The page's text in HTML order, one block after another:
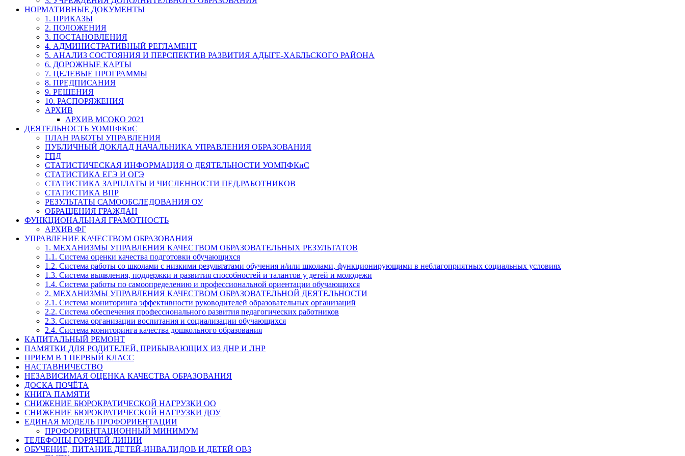
НОРМАТИВНЫЕ ДОКУМЕНТЫ
1. ПРИКАЗЫ
2. ПОЛОЖЕНИЯ
3. ПОСТАНОВЛЕНИЯ
4. АДМИНИСТРАТИВНЫЙ РЕГЛАМЕНТ
5. АНАЛИЗ СОСТОЯНИЯ И ПЕРСПЕКТИВ РАЗВИТИЯ АДЫГЕ-ХАБЛЬСКОГО РАЙОНА
6. ДОРОЖНЫЕ КАРТЫ
7. ЦЕЛЕВЫЕ ПРОГРАММЫ
8. ПРЕДПИСАНИЯ
9. РЕШЕНИЯ
10. РАСПОРЯЖЕНИЯ
АРХИВ
АРХИВ МСОКО 2021
ДЕЯТЕЛЬНОСТЬ УОМПФКиС
ПЛАН РАБОТЫ УПРАВЛЕНИЯ
ПУБЛИЧНЫЙ ДОКЛАД НАЧАЛЬНИКА УПРАВЛЕНИЯ ОБРАЗОВАНИЯ
ГПД
СТАТИСТИЧЕСКАЯ ИНФОРМАЦИЯ О ДЕЯТЕЛЬНОСТИ УОМПФКиС
СТАТИСТИКА ЕГЭ И ОГЭ
СТАТИСТИКА ЗАРПЛАТЫ И ЧИСЛЕННОСТИ ПЕД.РАБОТНИКОВ
СТАТИСТИКА ВПР
РЕЗУЛЬТАТЫ САМООБСЛЕДОВАНИЯ ОУ
ОБРАЩЕНИЯ ГРАЖДАН
ФУНКЦИОНАЛЬНАЯ ГРАМОТНОСТЬ
АРХИВ ФГ
УПРАВЛЕНИЕ КАЧЕСТВОМ ОБРАЗОВАНИЯ
1. МЕХАНИЗМЫ УПРАВЛЕНИЯ КАЧЕСТВОМ ОБРАЗОВАТЕЛЬНЫХ РЕЗУЛЬТАТОВ
1.1. Система оценки качества подготовки обучающихся
1.2. Система работы со школами с низкими результатами обучения и/или школами, функционирующими в неблагоприятных социальных условиях
1.3. Система выявления, поддержки и развития способностей и талантов у детей и молодежи
1.4. Система работы по самоопределению и профессиональной ориентации обучающихся
2. МЕХАНИЗМЫ УПРАВЛЕНИЯ КАЧЕСТВОМ ОБРАЗОВАТЕЛЬНОЙ ДЕЯТЕЛЬНОСТИ
2.1. Система мониторинга эффективности руководителей образовательных организаций
2.2. Система обеспечения профессионального развития педагогических работников
2.3. Система организации воспитания и социализации обучающихся
2.4. Система мониторинга качества дошкольного образования
КАПИТАЛЬНЫЙ РЕМОНТ
ПАМЯТКИ ДЛЯ РОДИТЕЛЕЙ, ПРИБЫВАЮЩИХ ИЗ ДНР И ЛНР
ПРИЕМ В 1 ПЕРВЫЙ КЛАСС
НАСТАВНИЧЕСТВО
НЕЗАВИСИМАЯ ОЦЕНКА КАЧЕСТВА ОБРАЗОВАНИЯ
ДОСКА ПОЧЁТА
КНИГА ПАМЯТИ
СНИЖЕНИЕ БЮРОКРАТИЧЕСКОЙ НАГРУЗКИ ОО
СНИЖЕНИЕ БЮРОКРАТИЧЕСКОЙ НАГРУЗКИ ДОУ
ЕДИНАЯ МОДЕЛЬ ПРОФОРИЕНТАЦИИ
ПРОФОРИЕНТАЦИОННЫЙ МИНИМУМ
ТЕЛЕФОНЫ ГОРЯЧЕЙ ЛИНИИ
ОБУЧЕНИЕ, ПИТАНИЕ ДЕТЕЙ-ИНВАЛИДОВ И ДЕТЕЙ ОВЗ